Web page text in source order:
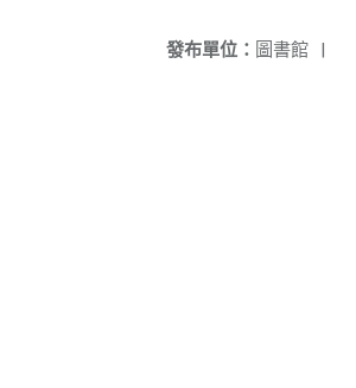
發布單位： 圖書館 |